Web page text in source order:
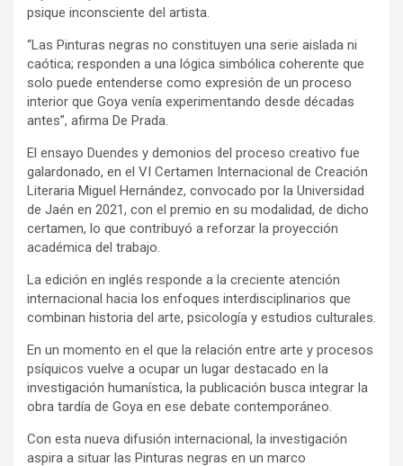
psique inconsciente del artista.
“Las Pinturas negras no constituyen una serie aislada ni
caótica; responden a una lógica simbólica coherente que
solo puede entenderse como expresión de un proceso
interior que Goya venía experimentando desde décadas
antes”, afirma De Prada.
El ensayo Duendes y demonios del proceso creativo fue
galardonado, en el VI Certamen Internacional de Creación
Literaria Miguel Hernández, convocado por la Universidad
de Jaén en 2021, con el premio en su modalidad, de dicho
certamen, lo que contribuyó a reforzar la proyección
académica del trabajo.
La edición en inglés responde a la creciente atención
internacional hacia los enfoques interdisciplinarios que
combinan historia del arte, psicología y estudios culturales.
En un momento en el que la relación entre arte y procesos
psíquicos vuelve a ocupar un lugar destacado en la
investigación humanística, la publicación busca integrar la
obra tardía de Goya en ese debate contemporáneo.
Con esta nueva difusión internacional, la investigación
aspira a situar las Pinturas negras en un marco